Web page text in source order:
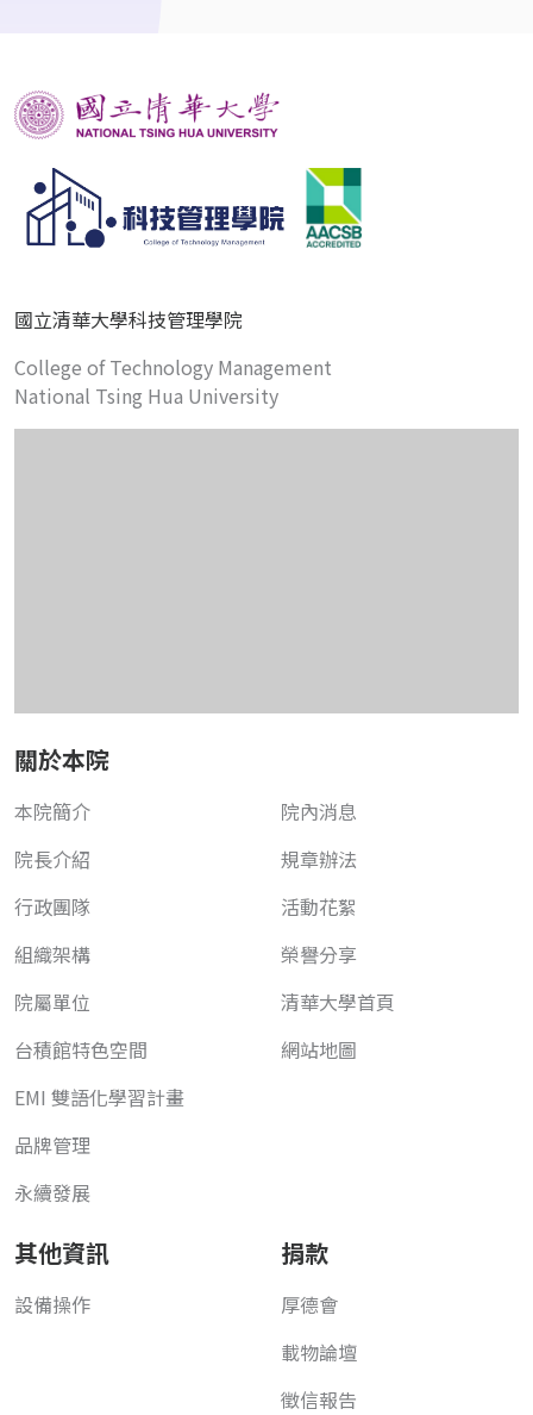
國立清華大學科技管理學院
College of Technology Management
National Tsing Hua University
關於本院
本院簡介
院長介紹
行政團隊
組織架構
院屬單位
台積館特色空間
EMI 雙語化學習計畫
品牌管理
永續發展
院內消息
規章辦法
活動花絮
榮譽分享
清華大學首頁
網站地圖
其他資訊
設備操作
捐款
厚德會
載物論壇
徵信報告